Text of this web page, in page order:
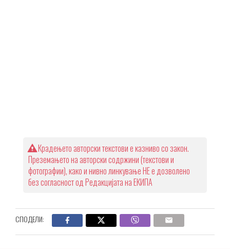
Крадењето авторски текстови е казниво со закон.
Преземањето на авторски содржини (текстови и
фотографии), како и нивно линкување НЕ е дозволено
без согласност од Редакцијата на ЕКИПА
СПОДЕЛИ: